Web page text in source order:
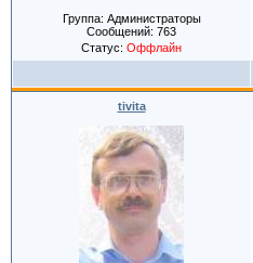
Группа: Администраторы
Сообщений: 763
Статус: Оффлайн
tivita